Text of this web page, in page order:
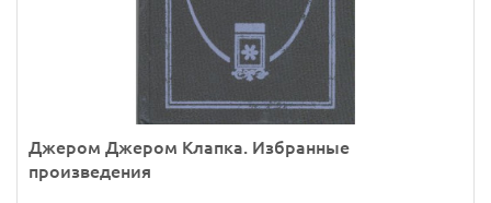
Джером Джером Клапка. Избранные
произведения